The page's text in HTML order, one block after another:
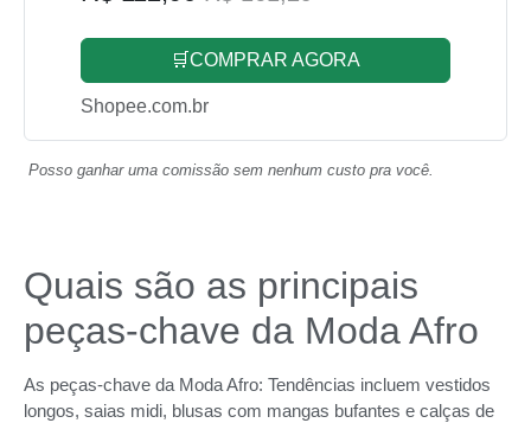
🛒COMPRAR AGORA
Shopee.com.br
Posso ganhar uma comissão sem nenhum custo pra você.
Quais são as principais
peças-chave da Moda Afro
As peças-chave da Moda Afro: Tendências incluem vestidos
longos, saias midi, blusas com mangas bufantes e calças de